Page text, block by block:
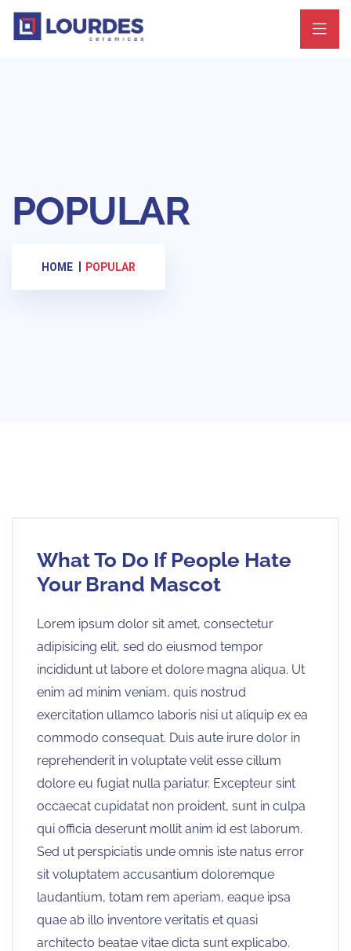
POPULAR
HOME POPULAR
What To Do If People Hate
Your Brand Mascot
Lorem ipsum dolor sit amet, consectetur
adipisicing elit, sed do eiusmod tempor
incididunt ut labore et dolore magna aliqua. Ut
enim ad minim veniam, quis nostrud
exercitation ullamco laboris nisi ut aliquip ex ea
commodo consequat. Duis aute irure dolor in
reprehenderit in voluptate velit esse cillum
dolore eu fugiat nulla pariatur. Excepteur sint
occaecat cupidatat non proident, sunt in culpa
qui officia deserunt mollit anim id est laborum.
Sed ut perspiciatis unde omnis iste natus error
sit voluptatem accusantium doloremque
laudantium, totam rem aperiam, eaque ipsa
quae ab illo inventore veritatis et quasi
architecto beatae vitae dicta sunt explicabo.